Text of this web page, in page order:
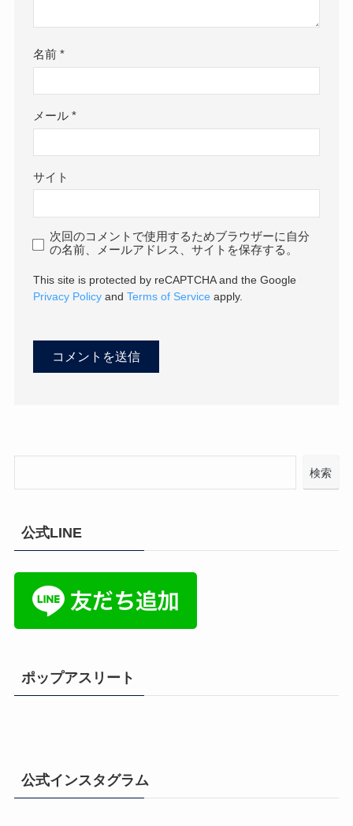
名前*
メール*
サイト
次回のコメントで使用するためブラウザーに自分
の名前、メールアドレス、サイトを保存する。
This site is protected by reCAPTCHA and the Google
Privacy Policy andTerms of Service apply.
検索
公式LINE
ポップアスリート
公式インスタグラム